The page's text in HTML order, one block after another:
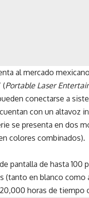
al mercado
(Portable Laser
conectarse a
con un altavoz
se presenta en dos
colores combinados).
pantalla de hasta 100
(tanto en blanco como
horas de tiempo